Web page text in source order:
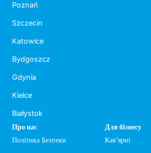
Poznań
Szczecin
Katowice
Bydgoszcz
Gdynia
Kielce
Białystok
Про нас
Політика Безпеки
Для бізнесу
Кав'ярні